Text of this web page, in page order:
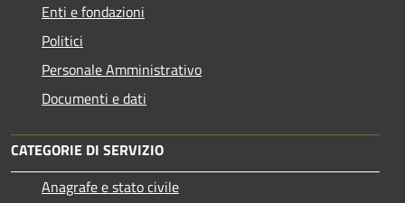
Enti e fondazioni
Politici
Personale Amministrativo
Documenti e dati
CATEGORIE DI SERVIZIO
Anagrafe e stato civile